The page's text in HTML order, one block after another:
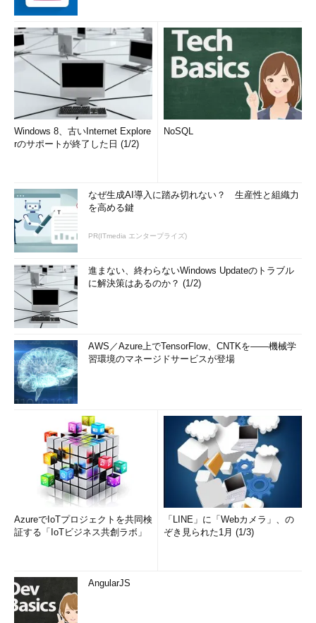
Windows 8、古いInternet Explore
rのサポートが終了した日 (1/2)
NoSQL
なぜ生成AI導入に踏み切れない？ 生産性と組織力
を高める鍵
PR(ITmedia エンタープライズ)
進まない、終わらないWindows Updateのトラブル
に解決策はあるのか？ (1/2)
AWS／Azure上でTensorFlow、CNTKを――機械学
習環境のマネージドサービスが登場
AzureでIoTプロジェクトを共同検
証する「IoTビジネス共創ラボ」
「LINE」に「Webカメラ」、の
ぞき見られた1月 (1/3)
AngularJS